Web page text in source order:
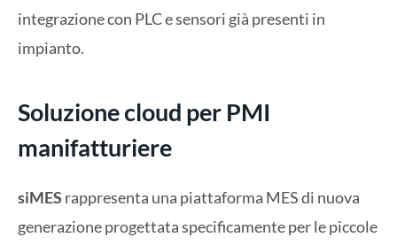
integrazione con PLC e sensori già presenti in
impianto.
Soluzione cloud per PMI
manifatturiere
siMES rappresenta una piattaforma MES di nuova
generazione progettata specificamente per le piccole